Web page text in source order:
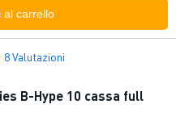
al carrello
8 Valutazioni
B-Hype 10 cassa full